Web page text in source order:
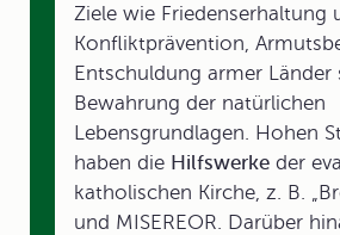
Ziele wie Friedenserhaltung
Konfliktprävention,
Entschuldung armer Länder
Bewahrung der natürlichen
Lebensgrundlagen. Hohen
haben die Hilfswerke der
katholischen Kirche, z. B.
und MISEREOR. Darüber